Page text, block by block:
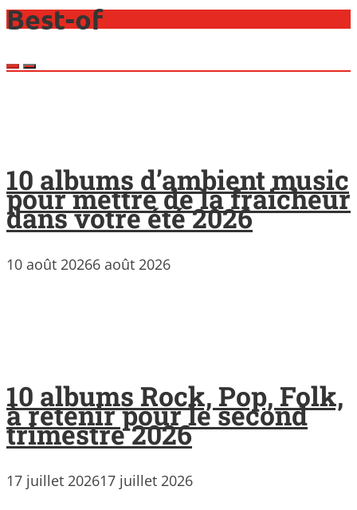
Best-of
10 albums d’ambient music
pour mettre de la fraicheur
dans votre été 2026
10 août 20266 août 2026
10 albums Rock, Pop, Folk,
à retenir pour le second
trimestre 2026
17 juillet 202617 juillet 2026